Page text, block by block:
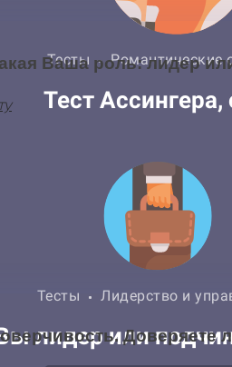
Ваша роль: лидер
Доверяете